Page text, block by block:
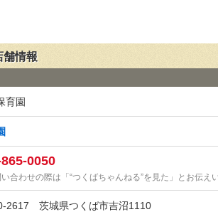
舗情報
育園
0050
合わせの際は「“つくばちゃんねる”を見た」とお伝え
2617 茨城県つくば市吉沼1110